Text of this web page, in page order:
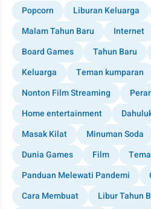
Popcorn Liburan Keluarga
Malam Tahun Baru
Internet
Board Games
Tahun Baru
Keluarga
Teman kumparan
Nonton Film Streaming
Home entertainment
Masak Kilat
Minuman Soda
Dunia Games
Film
Panduan Melewati Pandemi
Cara Membuat
Libur Tahun